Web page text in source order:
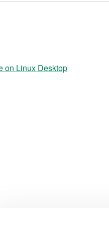
on Linux Desktop